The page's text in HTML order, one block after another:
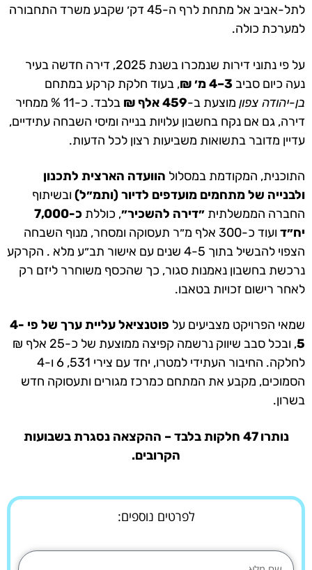
לתל-אביב אל מתחת לרף ה-45 דק׳ שקבע משרד התחבורה
למערכת כולה.
על פי נתוני דירות שנמכרו בשנת 2025, דירה חדשה בעיר
נעה כיום סביב 3–4 מ׳ ₪
, בעוד חלקת קרקע במתחם
בן-יהודה צפון מוצעת ב-459 אלף ₪
בלבד. כ-11 % ממחיר
דירה, גם אם נקח בחשבון עלויות בנייה ומיסי השבחה עתידיים,
עדיין מדובר בתשואות משביעות רצון לכל הדעות.
התוכנית, המקודמת במסלול הוועדה הארצית לתכנון
ולבנייה של מתחמים מועדפים לדיור (ותמ״ל) ובשיתוף
החברה הממשלתית ״דירה להשכיר״, כוללת
כ-7,000
יח״ד
ועוד כ-300 אלף מ״ר תעסוקה ומסחר, מנוף השבחה
הצפוי להבשיל בתוך 4-5 שנים עם אישור תב״ע מלא . הקרקע
נרכשת בחשבון נאמנות סגור, כך שהכסף משוחרר ליזם רק
לאחר רישום זכויות בטאבו.
שמאי הפרויקט מצביעים על
פוטנציאל עליית ערך של פי 4-
5
, ובכל סבב שיווק נרשמה קפיצה ממוצעת של כ-25 אלף ₪
לחלקה. החיבור העתידי למטרו, יחד עם צירי 531, 6 ו-4
הסמוכים, מקבע את המתחם כמרכז מגורים ותעסוקה חדש
בשרון.
נותרו 47 חלקות בלבד – ההקצאה נסגרת בשבועות
הקרובים.
לפרטים נוספים: